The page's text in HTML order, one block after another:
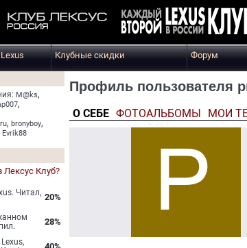
Lexus Клубные скидки Форум
M@ks,
,
, bronyboy,
Evrik88
Клуб?
Читал, 20%
28%
Профиль пользователя
О СЕБЕ ФОТОАЛЬБОМЫ
МОИ